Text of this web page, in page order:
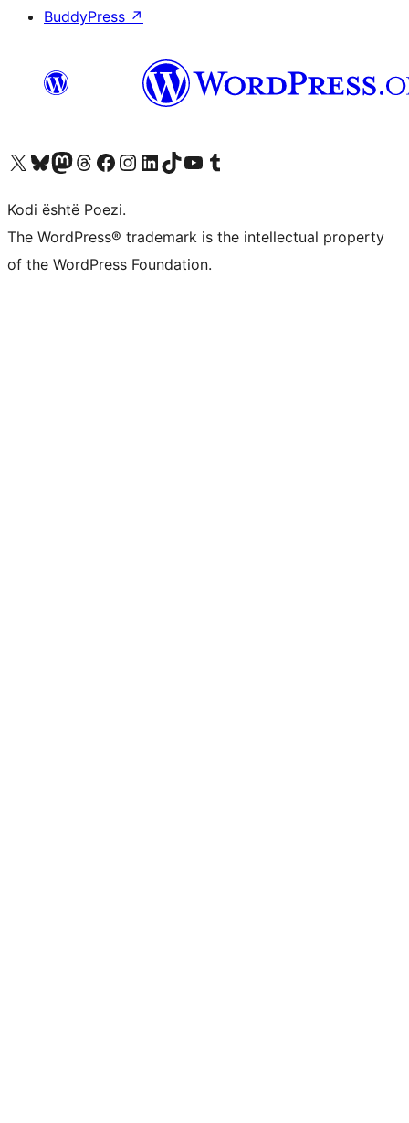
BuddyPress ↗
Vizitoni llogarinë tonë X (ish Twitter)
Vizitoni llogarinë tonë Bluesky
Vizitoni llogarinë tonë Mastodon
Vizitoni llogarinë tonë Threads
Vizitoni faqen tonë në Facebook
Vizitoni llogarinë tonë Instagram
Vizitoni llogarinë tonë LinkedIn
Vizitoni llogarinë tonë TikTok
Vizitoni kanalin tonë YouTube
Vizitoni llogarinë tonë Tumblr
Kodi është Poezi.
The WordPress® trademark is the intellectual property
of the WordPress Foundation.